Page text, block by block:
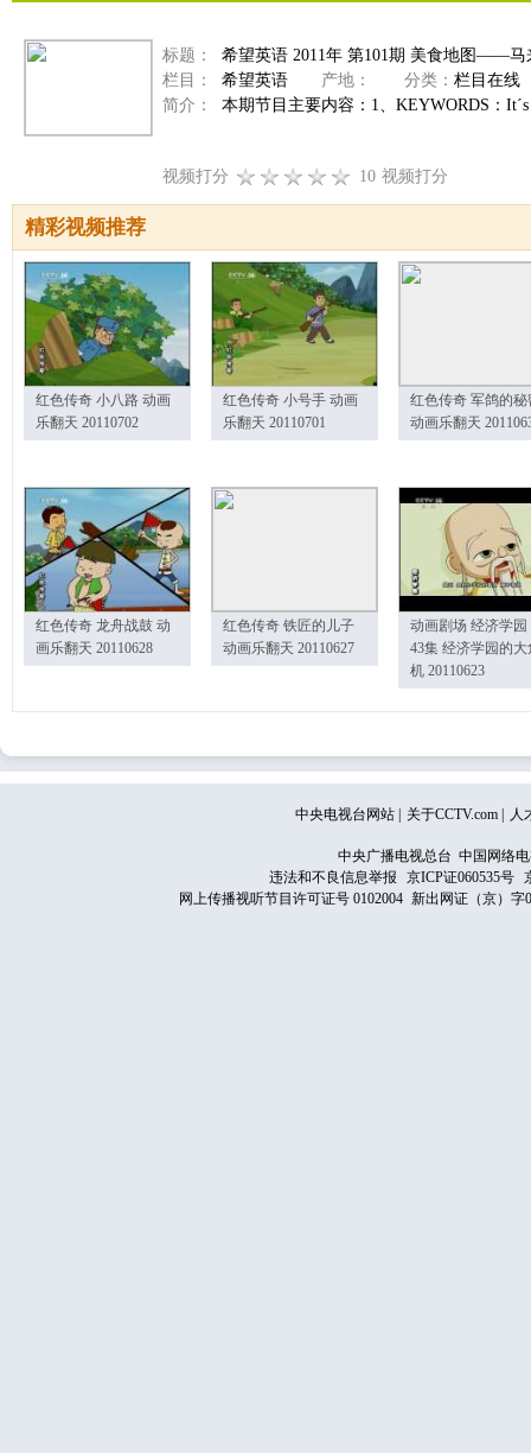
标题：
希望英语 2011年 第101期 美食地图——马
栏目：
希望英语 产地： 分类： 栏目在线
简介：
本期节目主要内容：1、KEYWORDS：
视频打分 10 视频打分
精彩视频推荐
红色传奇 小八路 动画
乐翻天 20110702
红色传奇 小号手 动画
乐翻天 20110701
红色传奇 军鸽的秘
动画乐翻天
红色传奇 龙舟战鼓 动
画乐翻天 20110628
红色传奇 铁匠的儿子
动画乐翻天 20110627
动画剧场 经济学园
43集 经济学园的大
机 20110623
中央电视台网站 关于CCTV.com 人
中央广播电视总台 中国网络
违法和不良信息举报
京ICP证060535号
网上传播视听节目许可证号 0102004 新出网证（京）